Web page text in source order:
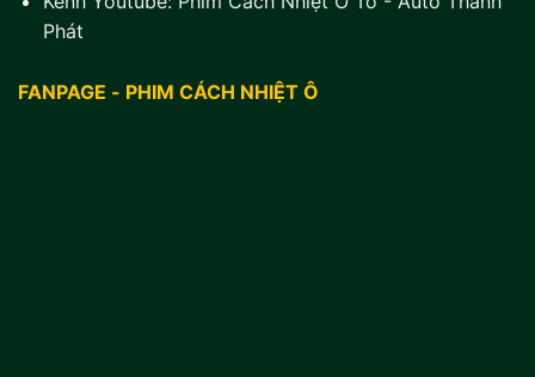
Phát
FANPAGE - PHIM CÁCH NHIỆT Ô